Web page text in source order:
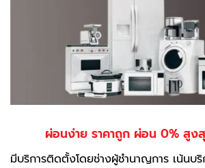
ผ่อนง่าย ราคาถูก ผ่อน 0% สูง
มีบริการติดตั้งโดยช่างผู้ชำนาญการ เน้นบ